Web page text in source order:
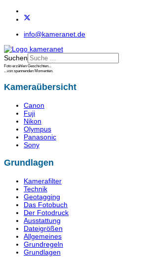
info@kameranet.de
Suchen
Foto erzählen Geschichten...
...von spannenden Momenten.
Kameraübersicht
Canon
Fuji
Nikon
Olympus
Panasonic
Sony
Grundlagen
Kamerafilter
Technik
Geotagging
Das Fotobuch
Der Fotodruck
Ausstattung
Dateigrößen
Allgemeines
Grundregeln
Grundlagen